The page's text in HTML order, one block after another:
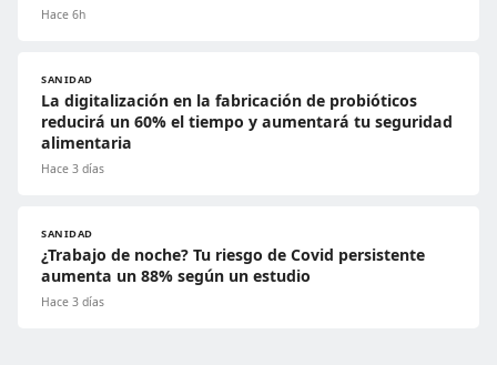
Hace 6h
SANIDAD
La digitalización en la fabricación de probióticos
reducirá un 60% el tiempo y aumentará tu seguridad
alimentaria
Hace 3 días
SANIDAD
¿Trabajo de noche? Tu riesgo de Covid persistente
aumenta un 88% según un estudio
Hace 3 días